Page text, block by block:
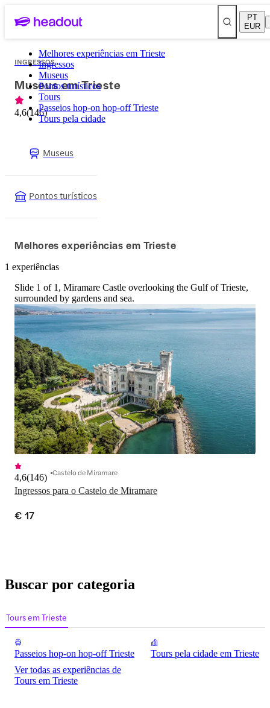
PT
EUR
Melhores experiências em Trieste
Ingressos
Museus
Pontos turísticos
Tours
Passeios hop-on hop-off Trieste
Tours pela cidade
INGRESSOS
Museus em Trieste
4,6(146)
Museus
Pontos turísticos
Melhores experiências em Trieste
1 experiências
Slide 1 of 1, Miramare Castle overlooking the Gulf of Trieste,
surrounded by gardens and sea.
Ingressos para o Castelo de Miramare
4,6(146) Castelo de Miramare
€ 17
Buscar por categoria
Tours em Trieste
Passeios hop-on hop-off Trieste
Tours pela cidade em Trieste
Ver todas as experiências de
Tours em Trieste